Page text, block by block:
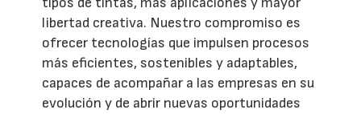
libertad creativa. Nuestro compromiso es
ofrecer tecnologías que impulsen procesos
más eficientes, sostenibles y adaptables,
capaces de acompañar a las empresas en su
evolución y de abrir nuevas oportunidades